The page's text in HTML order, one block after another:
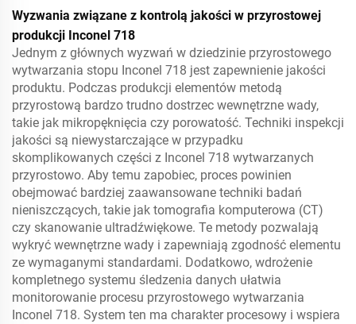
Wyzwania związane z kontrolą jakości w przyrostowej
produkcji Inconel 718
Jednym z głównych wyzwań w dziedzinie przyrostowego
wytwarzania stopu Inconel 718 jest zapewnienie jakości
produktu. Podczas produkcji elementów metodą
przyrostową bardzo trudno dostrzec wewnętrzne wady,
takie jak mikropęknięcia czy porowatość. Techniki inspekcji
jakości są niewystarczające w przypadku
skomplikowanych części z Inconel 718 wytwarzanych
przyrostowo. Aby temu zapobiec, proces powinien
obejmować bardziej zaawansowane techniki badań
nieniszczących, takie jak tomografia komputerowa (CT)
czy skanowanie ultradźwiękowe. Te metody pozwalają
wykryć wewnętrzne wady i zapewniają zgodność elementu
ze wymaganymi standardami. Dodatkowo, wdrożenie
kompletnego systemu śledzenia danych ułatwia
monitorowanie procesu przyrostowego wytwarzania
Inconel 718. System ten ma charakter procesowy i wspiera